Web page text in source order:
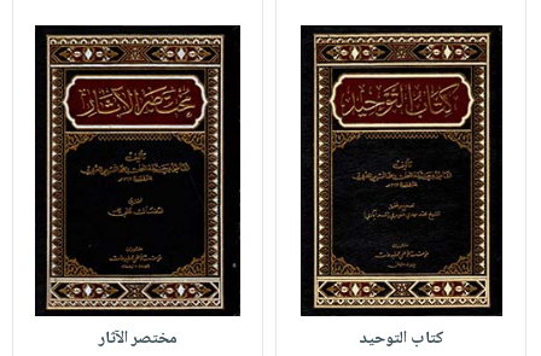
مطرزات
حقائب
حلي
عناية
بالذات
صابون
أطفال
مناسبات
بلا
حدود
نيل
وفرات
عن
الشركة
سياسة
الشركة
فيديوهات
أسئلة
يتكرر
حسابك
لائحة
الأمنيات
عربة
التسوق
كتاب التوحيد
مختصر الآثار